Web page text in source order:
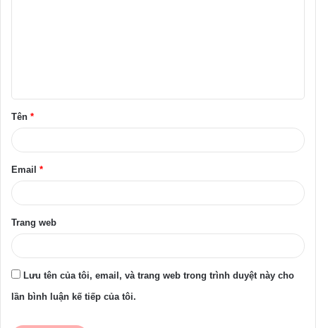
ậ
n
Tên *
Email *
Trang web
Lưu tên của tôi, email, và trang web trong trình duyệt này cho
lần bình luận kế tiếp của tôi.